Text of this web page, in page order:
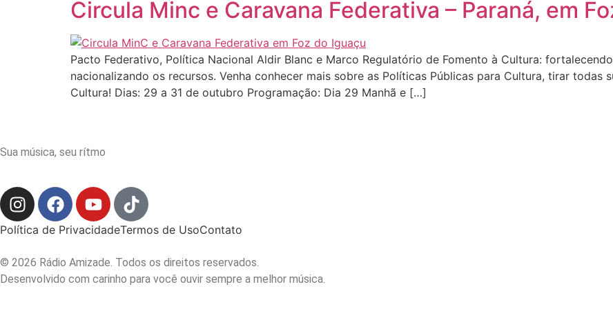
Circula Minc e Caravana Federativa – Paraná, em
Pacto Federativo, Política Nacional Aldir Blanc e Marco Regulatório de Fomento à Cultura:
nacionalizando os recursos. Venha conhecer mais sobre as Políticas Públicas para Cultura, tirar todas
Cultura! Dias: 29 a 31 de outubro Programação: Dia 29 Manhã e […]
Sua música, seu rítmo
Política de PrivacidadeTermos de UsoContato
© 2026 Rádio Amizade. Todos os direitos reservados.
Desenvolvido com carinho para você ouvir sempre a melhor música.